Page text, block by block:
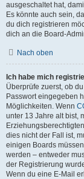
ausgeschaltet hat,
Es könnte auch sein,
du dich registrieren
dich an die Board-
Nach oben
Ich habe mich
Überprüfe zuerst, ob
Passwort eingegeben
Möglichkeiten. Wenn
unter 13 Jahre alt bist,
dies nicht der Fall ist,
einigen Boards
werden – entweder
der Registrierung
Wenn du eine E-Mail